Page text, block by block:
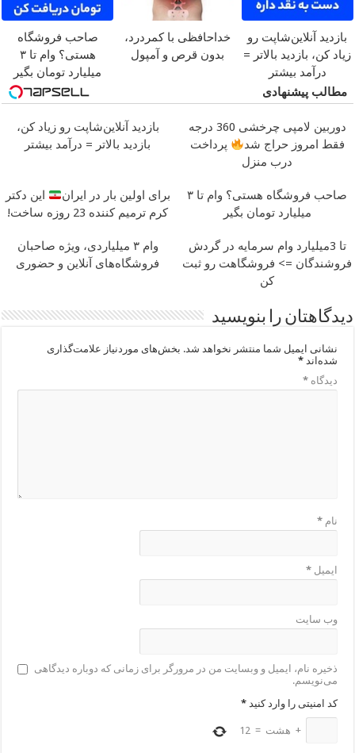
بازدید آنلاین‌شاپت رو
زیاد کن، بازدید بالاتر =
درآمد بیشتر
خداحافظی با کمردرد،
بدون قرص و آمپول
صاحب فروشگاه
هستی؟ وام تا ۳
میلیارد تومان بگیر
مطالب پیشنهادی
دوربین لامپی چرخشی 360 درجه
فقط امروز حراج شد
پرداخت
درب منزل
بازدید آنلاین‌شاپت رو زیاد کن،
بازدید بالاتر = درآمد بیشتر
صاحب فروشگاه هستی؟ وام تا ۳
میلیارد تومان بگیر
برای اولین بار در ایران
این دکتر
کرم ترمیم کننده 23 روزه ساخت!
تا 3میلیارد وام سرمایه در گردش
فروشندگان => فروشگاهت رو ثبت
کن
وام ۳ میلیاردی، ویژه صاحبان
فروشگاه‌های آنلاین و حضوری
دیدگاهتان را بنویسید
نشانی ایمیل شما منتشر نخواهد شد. بخش‌های موردنیاز علامت‌گذاری
شده‌اند*
دیدگاه*
نام*
ایمیل*
وب‌ سایت
ذخیره نام، ایمیل و وبسایت من در مرورگر برای زمانی که دوباره دیدگاهی
می‌نویسم.
کد امنیتی را وارد کنید *
+ هشت =
12